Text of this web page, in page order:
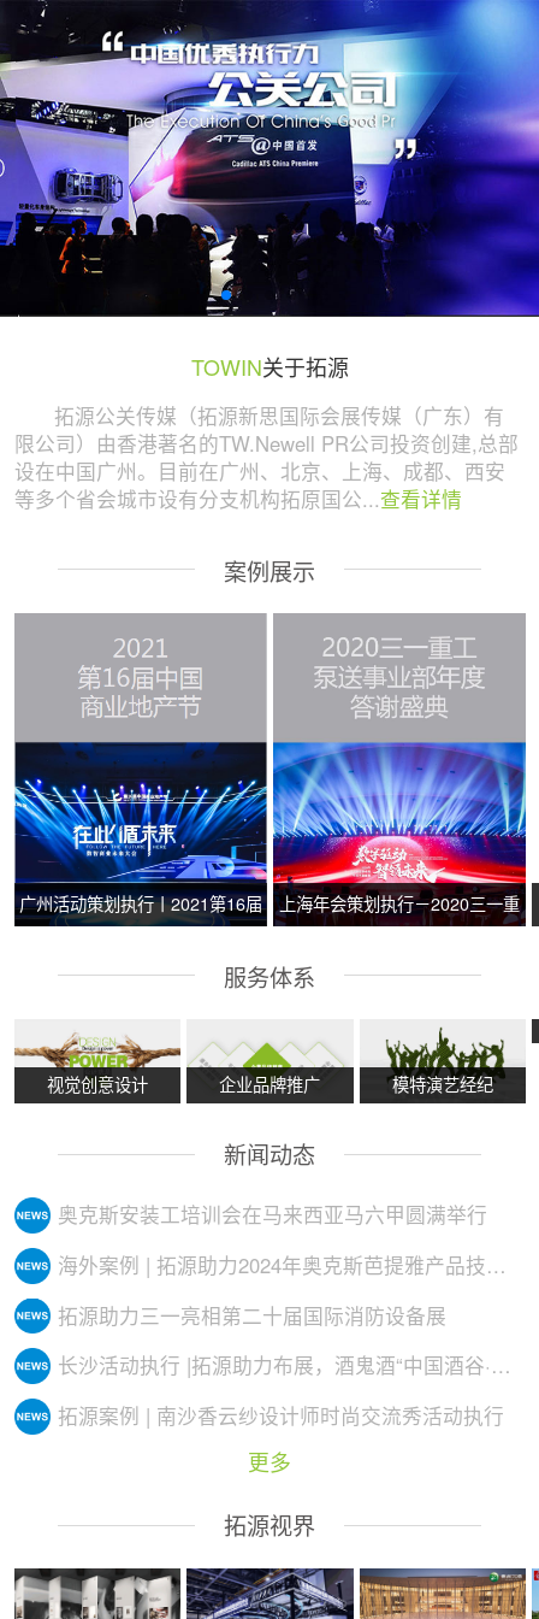
广州活动策划与执行公司 | 拓源策划
TOWIN关于拓源
拓源公关传媒（拓源新思国际会展传媒（广东）有
限公司）由香港著名的TW.Newell PR公司投资创建,总部
设在中国广州。目前在广州、北京、上海、成都、西安
等多个省会城市设有分支机构拓原国公...查看详情
案例展示
广州活动策划执行丨2021第16届
上海年会策划执行－2020三一重
服务体系
视觉创意设计 企业品牌推广 模特演艺经纪
新闻动态
奥克斯安装工培训会在马来西亚马六甲圆满举行
海外案例 | 拓源助力2024年奥克斯芭提雅产品技术培训会议圆满举行
拓源助力三一亮相第二十届国际消防设备展
长沙活动执行 |拓源助力布展，酒鬼酒“中国酒谷·湘西影像艺术展”落地
拓源案例 | 南沙香云纱设计师时尚交流秀活动执行
更多
拓源视界